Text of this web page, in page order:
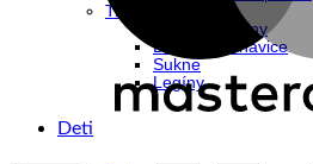
Tréning
Dámske mikiny
Dámske nohavice
Sukne
Legíny
Deti